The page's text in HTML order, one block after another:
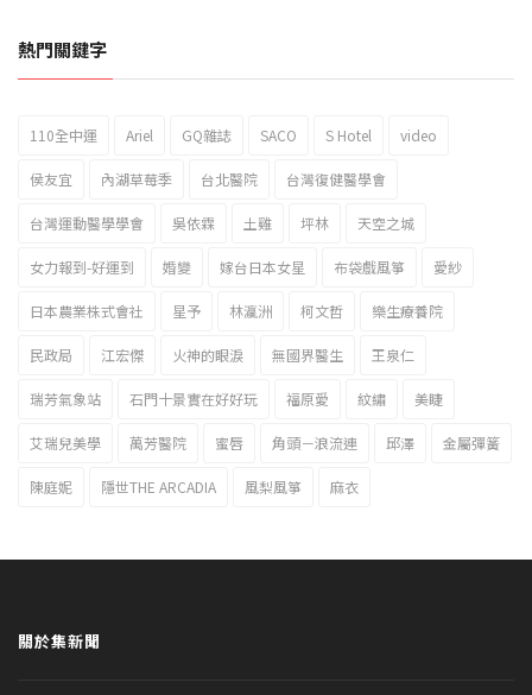
2023新北市北海岸國際風箏節「風在石起」霸氣回歸
熱門關鍵字
110全中運 Ariel GQ雜誌 SACO S Hotel video
侯友宜 內湖草莓季 台北醫院 台灣復健醫學會
台灣運動醫學學會 吳依霖 土雞 坪林 天空之城
女力報到-好運到 婚變 嫁台日本女星 布袋戲風箏 愛紗
日本農業株式會社 星予 林瀛洲 柯文哲 樂生療養院
民政局 江宏傑 火神的眼淚 無國界醫生 王泉仁
瑞芳氣象站 石門十景實在好好玩 福原愛 紋繡 美睫
艾瑞兒美學 萬芳醫院 蜜唇 角頭－浪流連 邱澤 金屬彈簧
陳庭妮 隱世THE ARCADIA 風梨風箏 麻衣
關於集新聞